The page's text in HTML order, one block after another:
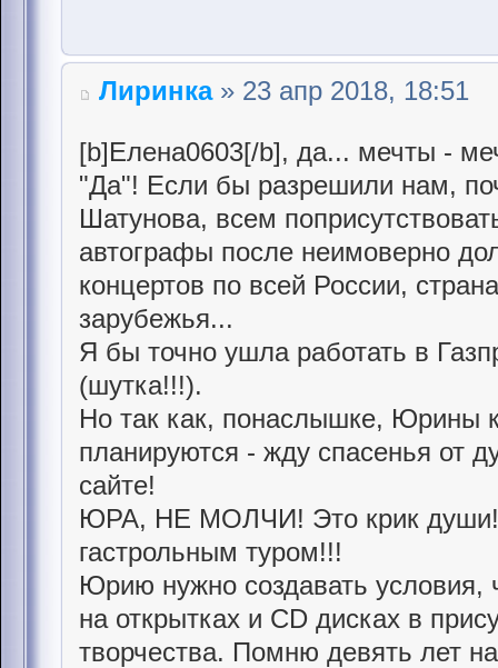
Лиринка» 23 апр 2018, 18:51
[b]Елена0603[/b], да... мечты -
"Да"! Если бы разрешили нам,
Шатунова, всем
автографы после неимоверно
концертов по всей России,
зарубежья...
Я бы точно ушла работать в
(шутка!!!).
Но так как, понаслышке, Юрины
планируются - жду спасенья от
сайте!
ЮРА, НЕ МОЛЧИ! Это крик
гастрольным туром!!!
Юрию нужно создавать условия,
на открытках и CD дисках в
творчества. Помню девять лет